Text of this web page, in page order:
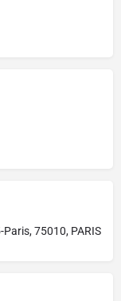
Paris, 75010, PARIS